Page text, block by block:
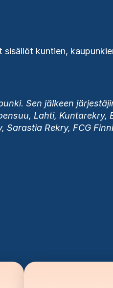
kuntien,
Sen jälkeen
Lahti, Kuntarekry,
Rekry, FCG